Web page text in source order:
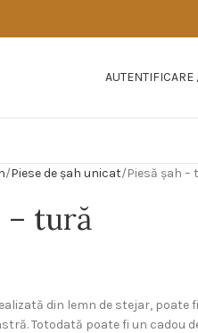
Piese de şah unicat Piesă şah –
– tură
din lemn de stejar,
Totodată poate fi un cadou